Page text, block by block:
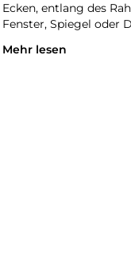
Ecken, entlang des
Fenster, Spiegel oder
Der beste Teil: Du
Mehr lesen